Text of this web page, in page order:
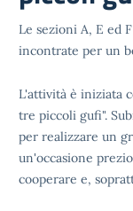
Le sezioni A, E ed
incontrate per un
L'attività è iniziata
tre piccoli gufi".
per realizzare un
un'occasione
cooperare e,